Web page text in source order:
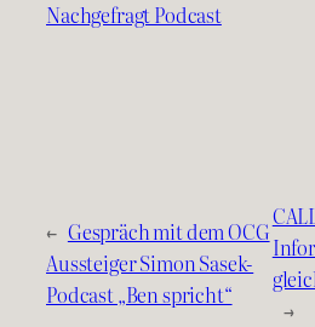
Nachgefragt Podcast
← Gespräch mit dem OCG
Aussteiger Simon Sasek-
Podcast „Ben spricht“
→